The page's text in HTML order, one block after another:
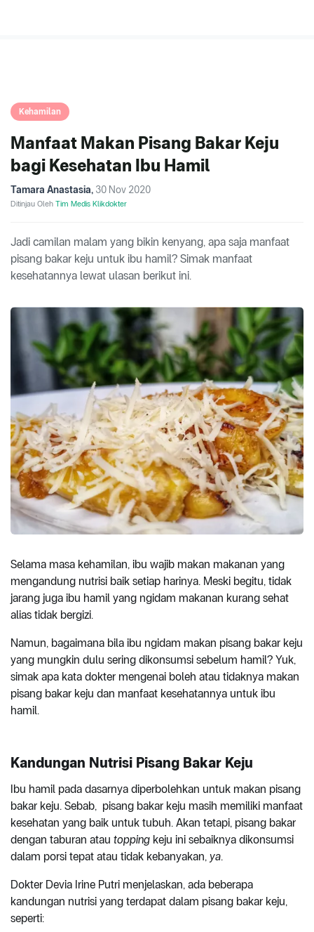
Kehamilan
Manfaat Makan Pisang Bakar Keju
bagi Kesehatan Ibu Hamil
Tamara Anastasia, 30 Nov 2020
Ditinjau Oleh Tim Medis Klikdokter
Jadi camilan malam yang bikin kenyang, apa saja manfaat
pisang bakar keju untuk ibu hamil? Simak manfaat
kesehatannya lewat ulasan berikut ini.
Selama masa kehamilan, ibu wajib makan makanan yang
mengandung nutrisi baik setiap harinya. Meski begitu, tidak
jarang juga ibu hamil yang ngidam makanan kurang sehat
alias tidak bergizi.
Namun, bagaimana bila ibu ngidam makan pisang bakar keju
yang mungkin dulu sering dikonsumsi sebelum hamil? Yuk,
simak apa kata dokter mengenai boleh atau tidaknya makan
pisang bakar keju dan manfaat kesehatannya untuk ibu
hamil.
Kandungan Nutrisi Pisang Bakar Keju
Ibu hamil pada dasarnya diperbolehkan untuk makan pisang
bakar keju. Sebab, pisang bakar keju masih memiliki manfaat
kesehatan yang baik untuk tubuh. Akan tetapi, pisang bakar
dengan taburan atau topping keju ini sebaiknya dikonsumsi
dalam porsi tepat atau tidak kebanyakan, ya.
Dokter Devia Irine Putri menjelaskan, ada beberapa
kandungan nutrisi yang terdapat dalam pisang bakar keju,
seperti: